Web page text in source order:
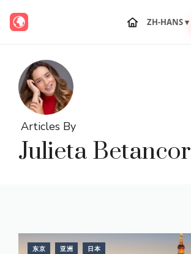
ZH-HANS ▾
Articles By
Julieta Betancor
东京 亚洲 日本